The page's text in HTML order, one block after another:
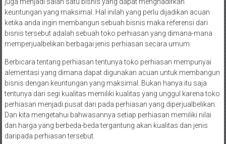
keuntungan yang maksimal. Hal inilah yang perlu dijadikan acuan
ketika anda ingin membangun sebuah bisnis maka referensi dari
bisnis tersebut adalah sebuah toko perhiasan yang dimana-mana
memperjualbelikan berbagai jenis perhiasan secara umum.
Berbicara tentang perhiasan tentunya toko perhiasan mempunyai
alementasi yang dimana dapat digunakan acuan untuk membangun
bisnis dengan keuntungan yang maksimal. Bukan hanya itu saja
tentunya dari segi kualitas memiliki kualitas yang unggul karena toko
perhiasan menjadi pusat dari pada perhiasan yang diperjualbelikan.
Dan kita mengetahui bahwasannya setiap perhiasan memiliki nilai
dan harga yang berbeda-beda tergantung akan kualitas dan jenis
daripada perhiasan tersebut.